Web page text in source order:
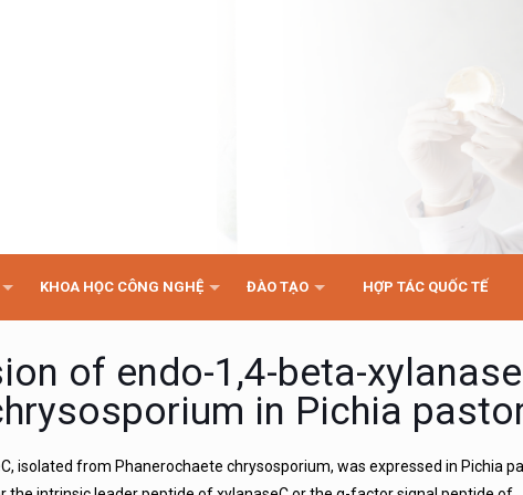
KHOA HỌC CÔNG NGHỆ ĐÀO TẠO HỢP TÁC QUỐC TẾ
of endo-1,4-beta-
in Pichia
isolated from Phanerochaete chrysosporium, was expressed in Pichia